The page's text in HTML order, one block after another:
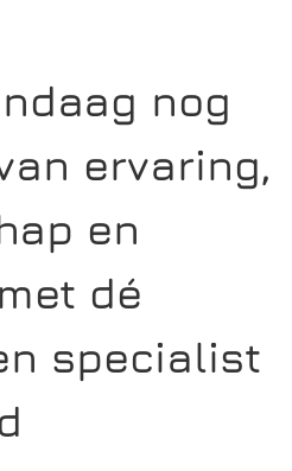
nog
ervaring,
en
dé
specialist